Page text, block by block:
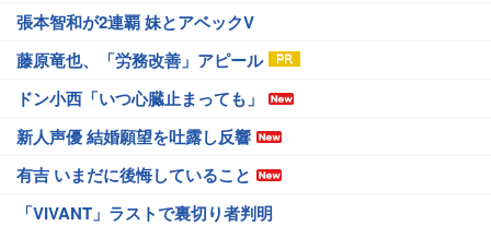
張本智和が2連覇 妹とアベックV
藤原竜也、「労務改善」アピール
ドン小西「いつ心臓止まっても」
新人声優 結婚願望を吐露し反響
有吉 いまだに後悔していること
「VIVANT」ラストで裏切り者判明